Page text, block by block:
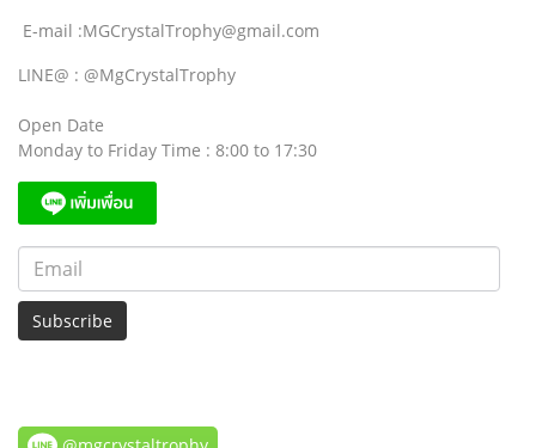
E-mail :MGCrystalTrophy@gmail.com
LINE@ : @MgCrystalTrophy
Open Date
Monday to Friday Time : 8:00 to 17:30
Subscribe